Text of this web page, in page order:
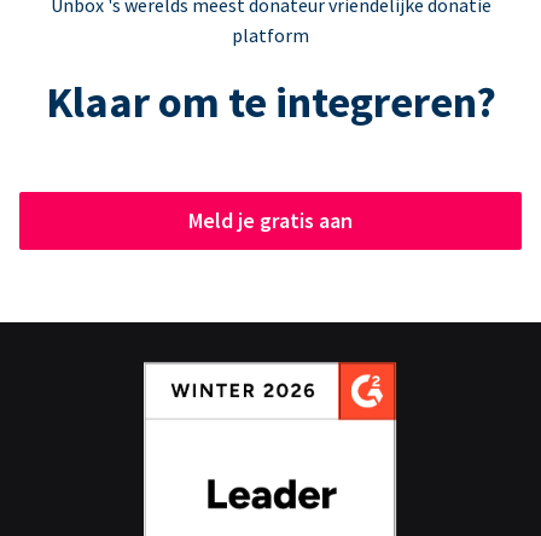
Unbox 's werelds meest donateur vriendelijke donatie
platform
Klaar om te integreren?
Meld je gratis aan